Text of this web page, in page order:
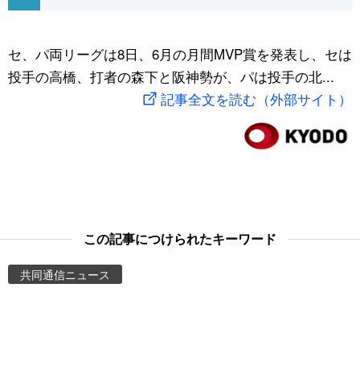
社会
スポーツ・東京2020
旅と暮らし
Images
科学・技術
暮らし
セ、パ両リーグは8日、6月の月間MVP賞を発表し、セは
投手の高橋、打者の森下と阪神勢が、パは投手の北...
記事全文を読む（外部サイト）
この記事につけられたキーワード
共同通信ニュース